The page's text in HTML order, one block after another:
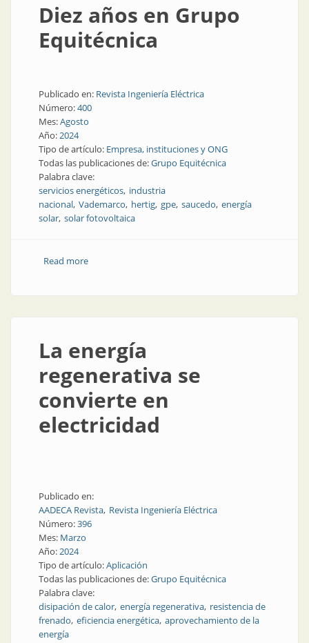
Diez años en Grupo
Equitécnica
Publicado en: Revista Ingeniería Eléctrica
Número:400
Mes:Agosto
Año:2024
Tipo de artículo: Empresa, instituciones y ONG
Todas las publicaciones de:Grupo Equitécnica
Palabra clave:
servicios energéticos industria
nacional Vademarco hertig gpe saucedo energía
solar solar fotovoltaica
Read moreabout Diez años en Grupo Equitécnica
La energía
regenerativa se
convierte en
electricidad
Publicado en:
AADECA Revista Revista Ingeniería Eléctrica
Número:396
Mes: Marzo
Año:2024
Tipo de artículo:Aplicación
Todas las publicaciones de:Grupo Equitécnica
Palabra clave:
disipación de calor energía regenerativa resistencia de
frenado eficiencia energética aprovechamiento de la
energía